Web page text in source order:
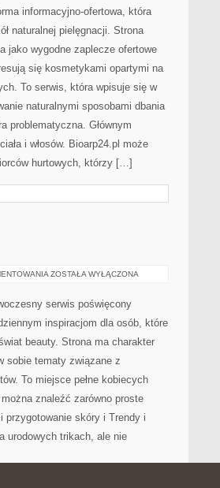
WŁOSÓW
informacyjno-ofertowa, która
naturalnej pielęgnacji. Strona
jako wygodne zaplecze ofertowe
się kosmetykami opartymi na
To serwis, która wpisuje się w
naturalnymi sposobami dbania
problematyczna. Głównym
i włosów. Bioarp24.pl może
hurtowych, którzy […]
CZYTELNICY
ZOSTAŁA WYŁĄCZONA
serwis poświęcony
inspiracjom dla osób, które
beauty. Strona ma charakter
sobie tematy związane z
To miejsce pełne kobiecych
znaleźć zarówno proste
przygotowanie skóry i Trendy i
urodowych trikach, ale nie